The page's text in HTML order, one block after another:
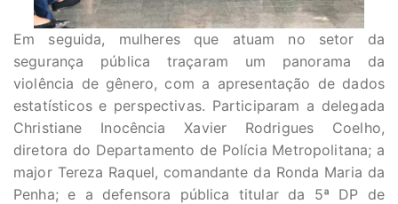
Em seguida, mulheres que atuam no setor da
segurança pública traçaram um panorama da
violência de gênero, com a apresentação de dados
estatísticos e perspectivas. Participaram a delegada
Christiane Inocência Xavier Rodrigues Coelho,
diretora do Departamento de Polícia Metropolitana; a
major Tereza Raquel, comandante da Ronda Maria da
Penha; e a defensora pública titular da 5ª DP de